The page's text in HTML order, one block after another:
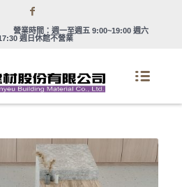
營業時間：週一至週五 9:00~19:00 週六
週日休館不營業